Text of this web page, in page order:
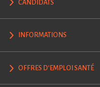
CANDIDATS
INFORMATIONS
OFFRES D'EMPLOI SANTÉ